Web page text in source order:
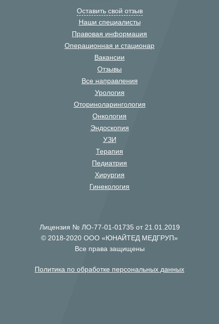
Оставить свой отзыв
Наши специалисты
Правовая информация
Операционная и стационар
Вакансии
Отзывы
Все направления
Урология
Оториноларингология
Онкология
Эндоскопия
УЗИ
Терапия
Педиатрия
Хирургия
Гинекология
Лицензия № ЛО-77-01-01735 от 21.01.2019
© 2018-2020 ООО «ЮНАЙТЕД МЕДГРУП»
Все права защищены
Политика по обработке персональных данных